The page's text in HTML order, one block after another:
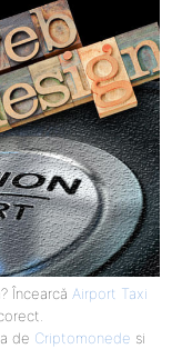
Încearcă Airport Taxi
de Criptomonede si